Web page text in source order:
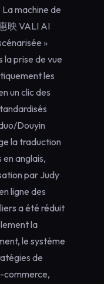
machine de
映 VALI AI
»
la prise de vue
les
un clic des
Douyin
la traduction
anglais,
par Judy
ligne des
a été réduit
la
le système
de
commerce,